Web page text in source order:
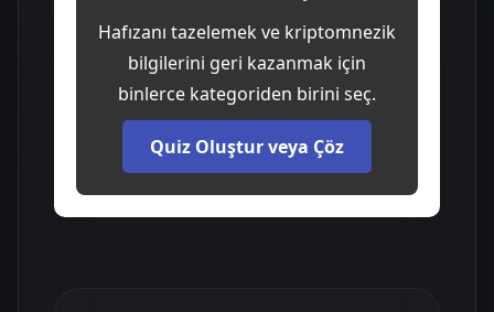
Hafızanı tazelemek ve kriptomnezik
bilgilerini geri kazanmak için
binlerce kategoriden birini seç.
Quiz Oluştur veya Çöz